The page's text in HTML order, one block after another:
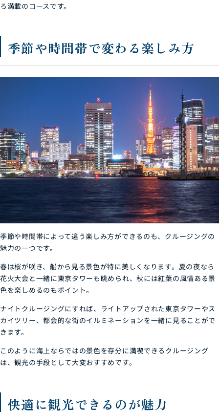
ろ満載のコースです。
季節や時間帯で変わる楽しみ方
季節や時間帯によって違う楽しみ方ができるのも、クルージングの
魅力の一つです。
春は桜が咲き、船から見る景色が特に美しくなります。夏の夜なら
花火大会と一緒に東京タワーも眺められ、秋には紅葉の風情ある景
色を楽しめるのもポイント。
ナイトクルージングにすれば、ライトアップされた東京タワーやス
カイツリー、都会的な街のイルミネーションを一緒に見ることがで
きます。
このように海上ならではの景色を存分に満喫できるクルージング
は、観光の手段として大変おすすめです。
快適に観光できるのが魅力